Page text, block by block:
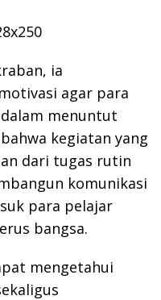
ia
agar para
menuntut
kegiatan yang
dari tugas rutin
komunikasi
para pelajar
bangsa.
mengetahui